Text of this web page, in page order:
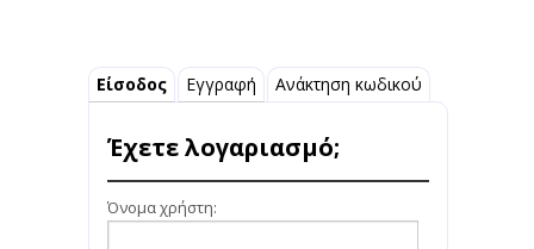
Είσοδος Εγγραφή Ανάκτηση κωδικού
Έχετε λογαριασμό;
Όνομα χρήστη: